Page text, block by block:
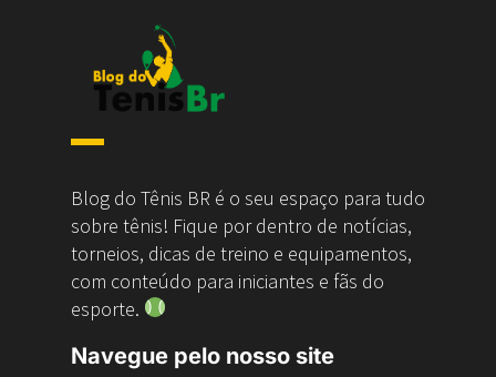
Blog do Tênis BR é o seu espaço para tudo
sobre tênis! Fique por dentro de notícias,
torneios, dicas de treino e equipamentos,
com conteúdo para iniciantes e fãs do
esporte.
Navegue pelo nosso site